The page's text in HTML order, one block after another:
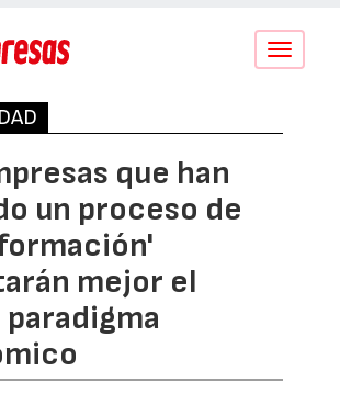
Conmutar
que han
un proceso de
mejor el